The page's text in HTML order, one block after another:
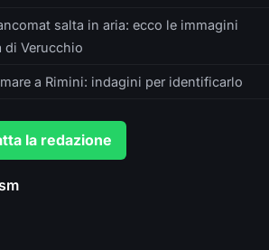
salta in aria: ecco le immagini
di Verucchio
a Rimini: indagini per identificarlo
la redazione